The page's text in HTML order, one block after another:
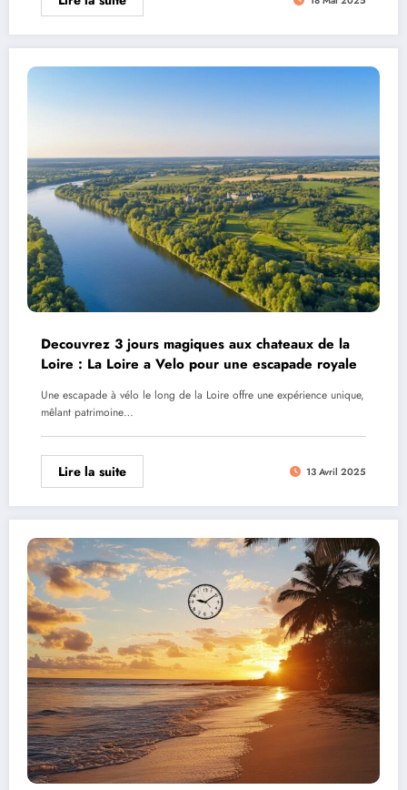
Decouvrez 3 jours magiques aux chateaux de la
Loire : La Loire a Velo pour une escapade royale
Une escapade à vélo le long de la Loire offre une expérience unique,
mêlant patrimoine…
Lire la suite 13 Avril 2025